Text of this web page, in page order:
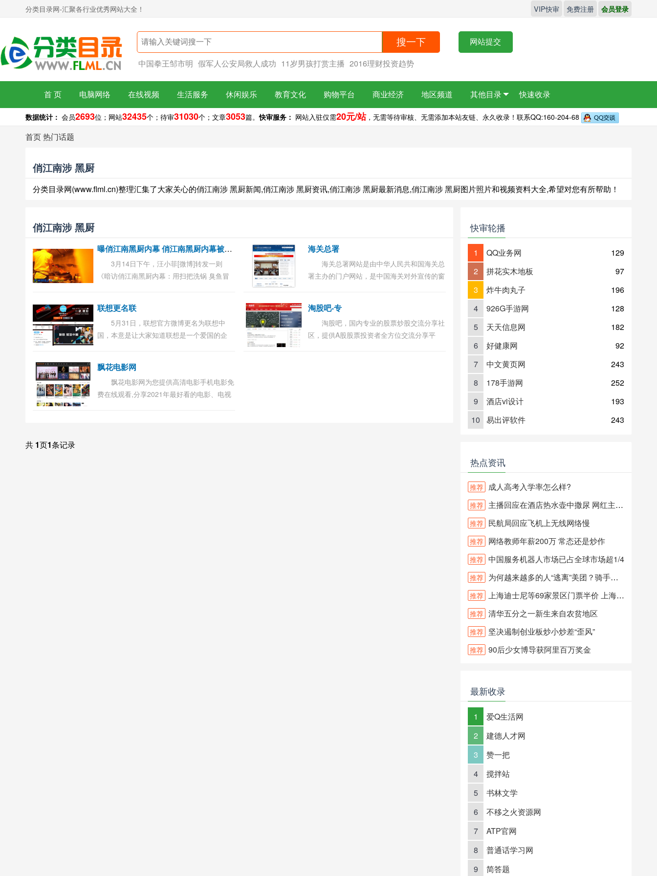
分类目录网-汇聚各行业优秀网站大全！ VIP快审 免费注册 会员登录
搜一下 网站提交
中国拳王邹市明 假军人公安局救人成功 11岁男孩打赏主播 2016理财投资趋势
首 页 电脑网络 在线视频 生活服务 休闲娱乐 教育文化 购物平台 商业经济 地区频道 其他目录 快速收录
数据统计： 会员2693位； 网站32435个； 待审31030个； 文章3053篇。快审服务： 网站入驻仅需20元/站，无需等待审核、无需添加本站友链、永久收录！联系QQ:160-204-68
首页热门话题
俏江南涉 黑厨
分类目录网(www.flml.cn)整理汇集了大家关心的俏江南涉 黑厨新闻,俏江南涉 黑厨资讯,俏江南涉 黑厨最新消息,俏江南涉 黑厨图片照片和视频资料大全,希望对您有所帮助！
俏江南涉 黑厨
曝
俏江南黑厨内幕 俏江南黑厨内幕被曝光
3月14日下午，汪小菲[微博]转发一则
《暗访俏江南黑厨内幕：用扫把洗锅 臭鱼冒
管理全权由...
海关总署
海关总署网站是由中华人民共和国海关总
署主办的门户网站，是中国海关对外宣传的窗
流互...
联想更名联
5月31日，联想官方微博更名为联想中
国，本意是让大家知道联想是一个爱国的企
的，说明这家...
淘股吧-专
淘股吧，国内专业的股票炒股交流分享社
区，提供A股股票投资者全方位交流分享平
飘花电影网
飘花电影网为您提供高清电影手机电影免
费在线观看,分享2021年最好看的电影、电视
共 1页1条记录
快审轮播
1 QQ业务网
129
2
拼花实木地板
97
3
炸牛肉丸子
196
4
926G手游网
128
5
天天信息网
182
6
好健康网
92
7
中文黄页网
243
8
178手游网
252
9
酒店vi设计
193
10
易出评软件 243
热点资讯
推荐 成人高考入学率怎么样?
推荐 主播回应在酒店热水壶中撒尿 网红主播在酒店水壶和沐浴露内撒尿？
推荐 民航局回应飞机上无线网络慢
推荐 网络教师年薪200万 常态还是炒作
推荐 中国服务机器人市场已占全球市场超1/4
推荐 为何越来越多的人“逃离”美团？骑手三问王兴
推荐 上海迪士尼等69家景区门票半价 上海旅游节期间69家景区门票半价
推荐 清华五分之一新生来自农贫地区
推荐 坚决遏制创业板炒小炒差“歪风”
推荐 90后少女博导获阿里百万奖金
最新收录
1
爱Q生活网
2
建德人才网
3
赞一把
4
搅拌站
5
书林文学
6
不移之火资源网
7
ATP官网
8
普通话学习网
9
简答题